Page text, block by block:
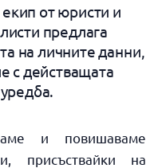
от юристи и
предлага
на личните данни,
с действащата
и повишаваме
присъствайки на